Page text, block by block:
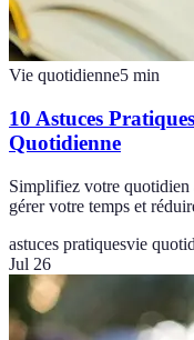
Vie quotidienne5 min
10 Astuces
Quotidienne
Simplifiez votre quotidien
gérer votre temps et
astuces pratiquesvie
Jul 26